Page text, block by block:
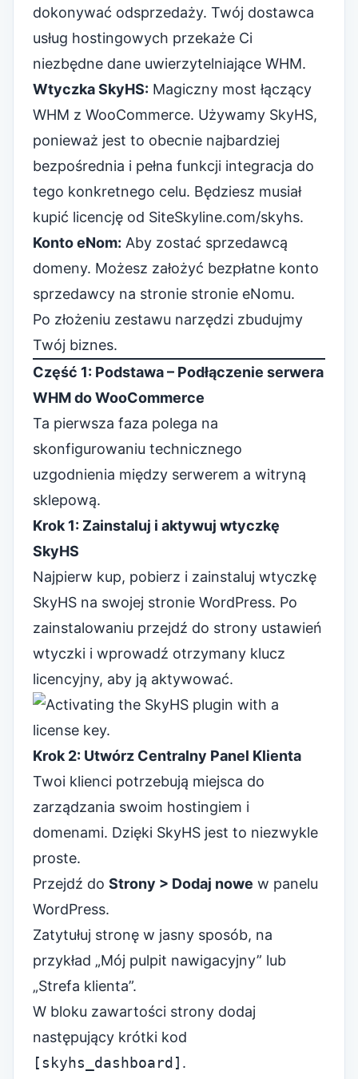
dokonywać odsprzedaży. Twój dostawca
usług hostingowych przekaże Ci
niezbędne dane uwierzytelniające WHM.
Wtyczka SkyHS: Magiczny most łączący
WHM z WooCommerce. Używamy SkyHS,
ponieważ jest to obecnie najbardziej
bezpośrednia i pełna funkcji integracja do
tego konkretnego celu. Będziesz musiał
kupić licencję od SiteSkyline.com/skyhs.
Konto eNom: Aby zostać sprzedawcą
domeny. Możesz założyć bezpłatne konto
sprzedawcy na stronie stronie eNomu.
Po złożeniu zestawu narzędzi zbudujmy
Twój biznes.
Część 1: Podstawa – Podłączenie serwera
WHM do WooCommerce
Ta pierwsza faza polega na
skonfigurowaniu technicznego
uzgodnienia między serwerem a witryną
sklepową.
Krok 1: Zainstaluj i aktywuj wtyczkę
SkyHS
Najpierw kup, pobierz i zainstaluj wtyczkę
SkyHS na swojej stronie WordPress. Po
zainstalowaniu przejdź do strony ustawień
wtyczki i wprowadź otrzymany klucz
licencyjny, aby ją aktywować.
Krok 2: Utwórz Centralny Panel Klienta
Twoi klienci potrzebują miejsca do
zarządzania swoim hostingiem i
domenami. Dzięki SkyHS jest to niezwykle
proste.
Przejdź do Strony > Dodaj nowe w panelu
WordPress.
Zatytułuj stronę w jasny sposób, na
przykład „Mój pulpit nawigacyjny” lub
„Strefa klienta”.
W bloku zawartości strony dodaj
następujący krótki kod
[skyhs_dashboard] .